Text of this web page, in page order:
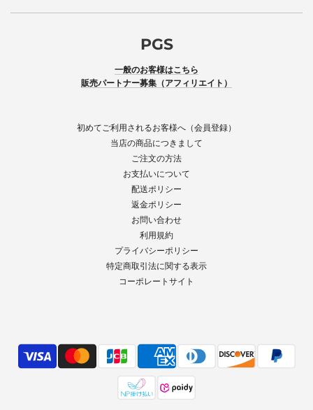
PGS
一般のお客様はこちら
販売パートナー募集（アフィリエイト）
初めてご利用されるお客様へ（会員登録）
当店の商品につきまして
ご注文の方法
お支払いについて
配送ポリシー
返金ポリシー
お問い合わせ
利用規約
プライバシーポリシー
特定商取引法に関する表示
コーポレートサイト